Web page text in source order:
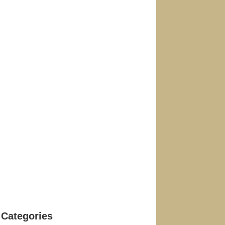
Categories